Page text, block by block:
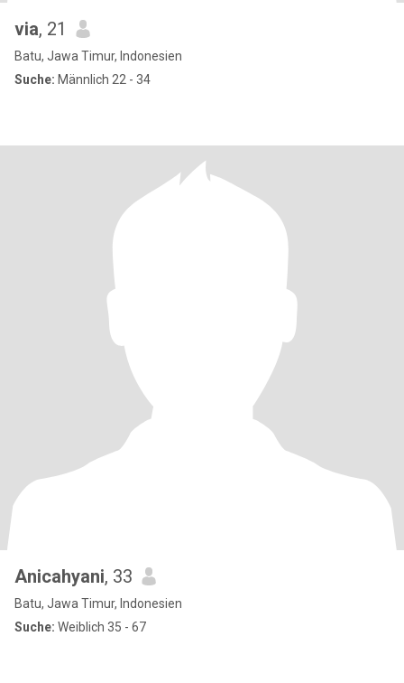
via, 21
Batu, Jawa Timur, Indonesien
Suche: Männlich 22 - 34
Anicahyani, 33
Batu, Jawa Timur, Indonesien
Suche: Weiblich 35 - 67